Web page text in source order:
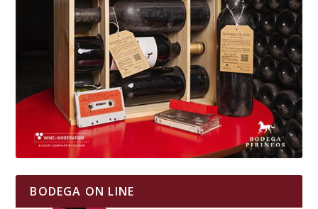
BODEGA ON LINE